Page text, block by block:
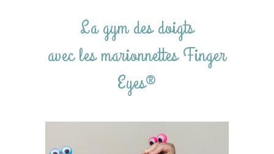
La gym des doigts
avec les marionnettes Finger
Eyes®